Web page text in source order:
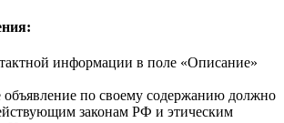
информации в поле «Описание»
по своему содержанию должно
законам РФ и этическим